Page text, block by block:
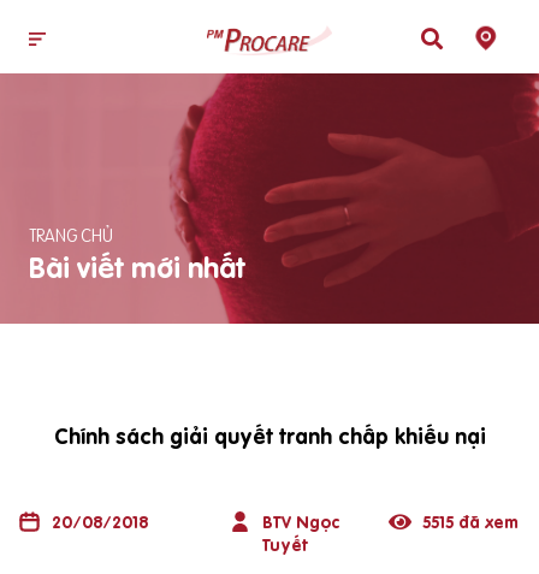
TRANG CHỦ
Bài viết mới nhất
Chính sách giải quyết tranh chấp khiếu nại
20/08/2018
BTV Ngọc
Tuyết
5515 đã xem